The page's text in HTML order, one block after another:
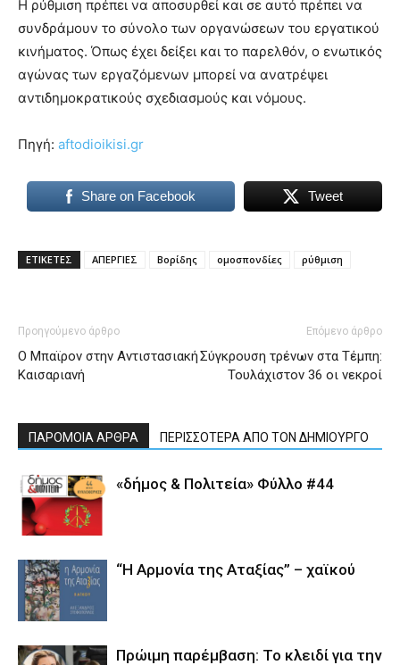
Η ρύθμιση πρέπει να αποσυρθεί και σε αυτό πρέπει να
συνδράμουν το σύνολο των οργανώσεων του εργατικού
κινήματος. Όπως έχει δείξει και το παρελθόν, ο ενωτικός
αγώνας των εργαζόμενων μπορεί να ανατρέψει
αντιδημοκρατικούς σχεδιασμούς και νόμους.
Πηγή: aftodioikisi.gr
Share on Facebook Tweet
ΕΤΙΚΕΤΕΣ ΑΠΕΡΓΙΕΣ Βορίδης ομοσπονδίες ρύθμιση
Προηγούμενο άρθρο
Ο Μπαϊρον στην Αντιστασιακή
Καισαριανή
Επόμενο άρθρο
Σύγκρουση τρένων στα Τέμπη:
Τουλάχιστον 36 οι νεκροί
ΠΑΡΟΜΟΙΑ ΑΡΘΡΑ ΠΕΡΙΣΣΟΤΕΡΑ ΑΠΟ ΤΟΝ ΔΗΜΙΟΥΡΓΟ
«δήμος & Πολιτεία» Φύλλο #44
“Η Αρμονία της Αταξίας” – χαϊκού
Πρώιμη παρέμβαση: Το κλειδί για την